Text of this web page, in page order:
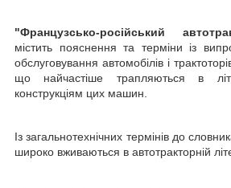
"Французсько-російський
містить пояснення та терміни із
обслуговування автомобілів і
що найчастіше трапляються в
конструкціям цих машин.
Із загальнотехнічних термінів до
широко вживаються в автотракторній